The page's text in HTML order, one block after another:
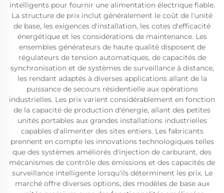
intelligents pour fournir une alimentation électrique fiable.
La structure de prix inclut généralement le coût de l'unité
de base, les exigences d'installation, les cotes d'efficacité
énergétique et les considérations de maintenance. Les
ensembles générateurs de haute qualité disposent de
régulateurs de tension automatiques, de capacités de
synchronisation et de systèmes de surveillance à distance,
les rendant adaptés à diverses applications allant de la
puissance de secours résidentielle aux opérations
industrielles. Les prix varient considérablement en fonction
de la capacité de production d'énergie, allant des petites
unités portables aux grandes installations industrielles
capables d'alimenter des sites entiers. Les fabricants
prennent en compte les innovations technologiques telles
que des systèmes améliorés d'injection de carburant, des
mécanismes de contrôle des émissions et des capacités de
surveillance intelligente lorsqu'ils déterminent les prix. Le
marché offre diverses options, des modèles de base aux